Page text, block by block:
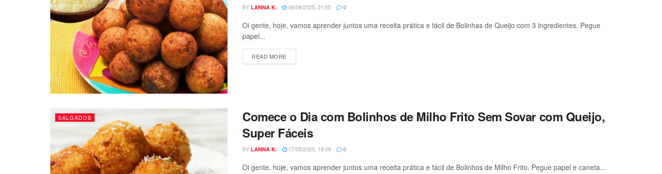
BY LANNA K. 04/08/2025, 21:05 0
Oi gente, hoje, vamos aprender juntos uma receita prática e fácil de Bolinhas de Queijo com 3 ingredientes. Pegue
papel...
READ MOREDETAILS
SALGADOS
Comece o Dia com Bolinhos de Milho Frito Sem Sovar com Queijo,
Super Fáceis
BY LANNA K. 17/05/2025, 18:09 0
Oi gente, hoje, vamos aprender juntos uma receita prática e fácil de Bolinhos de Milho Frito. Pegue papel e caneta...